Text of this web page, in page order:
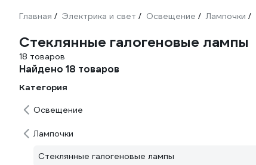
Главная / Электрика и свет / Освещение / Лампочки /
Стеклянные галогеновые лампы
18 товаров
Найдено 18 товаров
Категория
Освещение
Лампочки
Стеклянные галогеновые лампы